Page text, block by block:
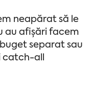
neapărat să le
au afișări facem
separat sau
catch-all